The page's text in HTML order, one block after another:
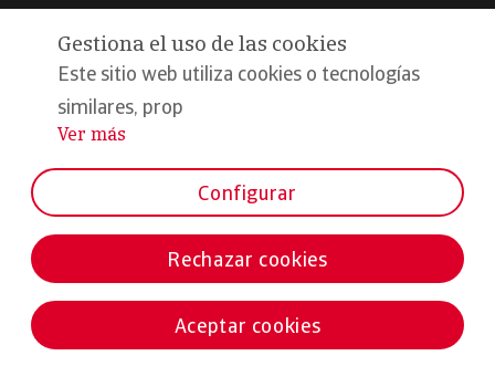
Declaración de privacidad
Compromiso calidad y seguridad
Formamos parte de:
Gestiona el uso de las cookies
Este sitio web utiliza cookies o tecnologías
similares, prop
...
Ver más
Configurar
Rechazar cookies
Aceptar cookies